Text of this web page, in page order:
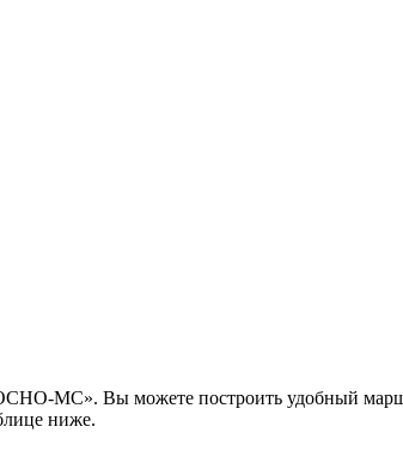
МС». Вы можете построить удобный
ниже.